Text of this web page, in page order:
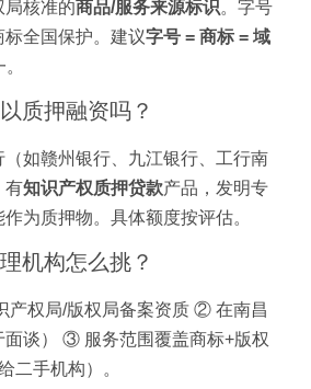
局核准的商品/服务来源标识。字号
标全国保护。建议字号 = 商标 = 域
质押融资吗？
如赣州银行、九江银行、工行南
有知识产权质押贷款产品，发明专
为质押物。具体额度按评估。
机构怎么挑？
产权局/版权局备案资质 ② 在南昌
面谈） ③ 服务范围覆盖商标+版权
二手机构）。